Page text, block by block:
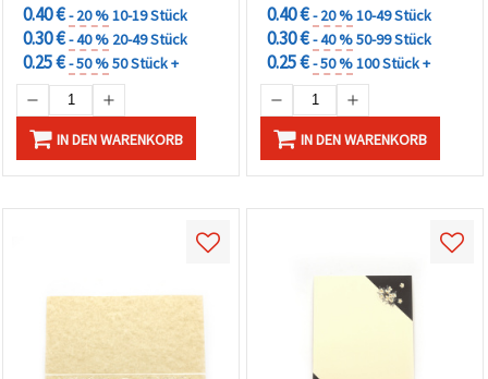
0.40 €- 20 %10-19 Stück
0.30 €- 40 % 20-49 Stück
0.25 €- 50 %50 Stück +
IN DEN WARENKORB
0.40 €- 20 %10-49 Stück
0.30 €- 40 %50-99 Stück
0.25 €- 50 %100 Stück +
IN DEN WARENKORB